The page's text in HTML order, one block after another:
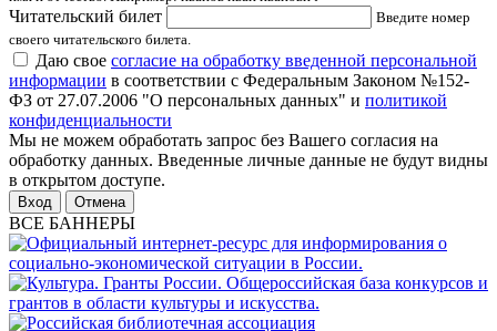
Читательский билет
Введите номер
своего читательского билета.
Даю свое согласие на обработку введенной персональной
информации в соответствии с Федеральным Законом №152-
ФЗ от 27.07.2006 "О персональных данных" и политикой
конфиденциальности
Мы не можем обработать запрос без Вашего согласия на
обработку данных. Введенные личные данные не будут видны
в открытом доступе.
Отмена
ВСЕ БАННЕРЫ